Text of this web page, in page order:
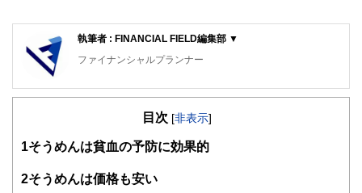
執筆者 : FINANCIAL FIELD編集部 ▼
ファイナンシャルプランナー
FinancialField編集部は、金融、経済に関する記事を、日々
知識がない方でも理解できるようわかりやすく発信していま
得者を中心に「お金や暮らし」に関する書籍・雑誌の編集経
験者で構成され、企画立案から記事掲載まですべての工程に
目次 [非表示]
1 そうめんは貧血の予防に効果的
2そうめんは価格も安い